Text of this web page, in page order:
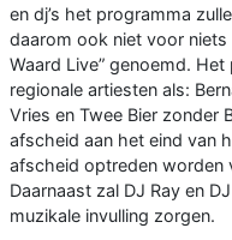
en dj’s het programma
daarom ook niet voor niets
Waard Live” genoemd.
regionale artiesten als:
Vries en Twee Bier zonder
afscheid aan het eind van
afscheid optreden worden
Daarnaast zal DJ Ray en
muzikale invulling zorgen.